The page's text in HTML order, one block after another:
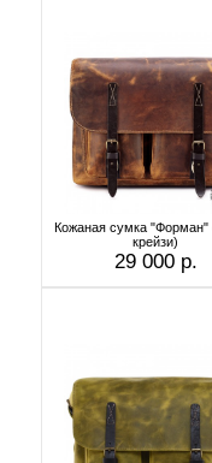
Кожаная сумка
крейзи)
29 000 р.